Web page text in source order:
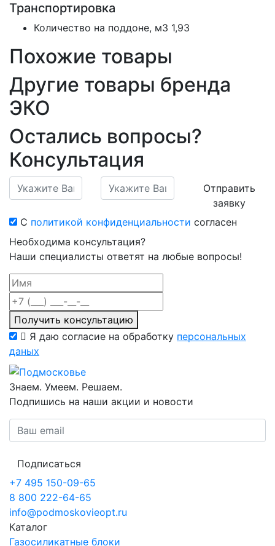
Транспортировка
Количество на поддоне, м3 1,93
Похожие товары
Другие товары бренда
ЭКО
Остались вопросы?
Консультация
Отправить
заявку
С политикой конфиденциальности согласен
Необходима консультация?
Наши специалисты ответят на любые вопросы!
Получить консультацию
Я даю согласие на обработку персональных
даных
Знаем. Умеем. Решаем.
Подпишись на наши акции и новости
Подписаться
+7 495 150-09-65
8 800 222-64-65
info@podmoskovieopt.ru
Каталог
Газосиликатные блоки